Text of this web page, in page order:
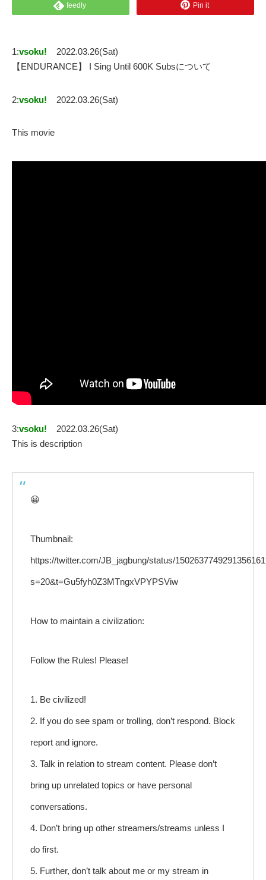
feedly Pin it
1:vsoku!
2022.03.26(Sat)
【ENDURANCE】 I Sing Until 600K Subsについて
2:vsoku! 2022.03.26(Sat)
This movie
3:vsoku!
2022.03.26(Sat)
This is description
😀
Thumbnail:
https://twitter.com/JB_jagbung/status/
s=20&t=Gu5fyh0Z3MTngxVPYPSViw
How to maintain a civilization:
Follow the Rules! Please!
1. Be civilized!
2. If you do see spam or trolling, don’t respond. Block
report and ignore.
3. Talk in relation to stream content. Please don’t
bring up unrelated topics or have personal
conversations.
4. Don’t bring up other streamers/streams unless I
do first.
5. Further, don’t talk about me or my stream in